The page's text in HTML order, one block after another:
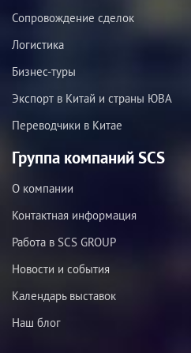
Сопровождение сделок
Логистика
Бизнес-туры
Экспорт в Китай и страны ЮВА
Переводчики в Китае
Группа компаний SCS
О компании
Контактная информация
Работа в SCS GROUP
Новости и события
Календарь выставок
Наш блог